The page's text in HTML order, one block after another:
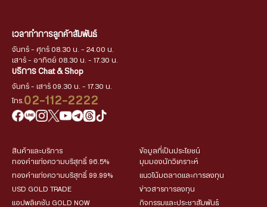
เวลาทำการลูกค้าสัมพันธ์
จันทร์ - ศุกร์ 08.30 น. - 24.00 น.
เสาร์ - อาทิตย์ 08.30 น. - 17.30 น.
บริการ Chat & Shop
จันทร์ - เสาร์ 09.30 น. - 17.30 น.
โทร. 02-112-2222
สินค้าและบริการ
ทองคำแท่งความบริสุทธิ์ 96.5%
ทองคำแท่งความบริสุทธิ์ 99.99%
USD GOLD TRADE
แอปพลิเคชัน GOLD NOW
ข้อมูลที่เป็นประโยชน์
มุมมองนักวิเคราะห์
แนวโน้มตลาดและการลงทุน
ข่าวสารการลงทุน
กิจกรรมและประชาสัมพันธ์